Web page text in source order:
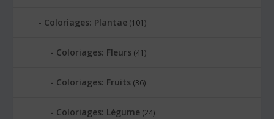
Coloriages: Plantae (101)
Coloriages: Fleurs (41)
Coloriages: Fruits (36)
Coloriages: Légume (24)